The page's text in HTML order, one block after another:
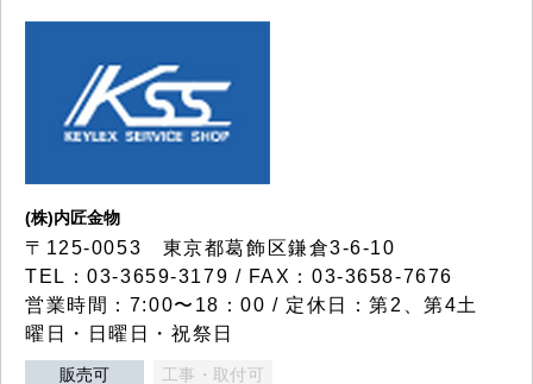
(株)内匠金物
〒125-0053 東京都葛飾区鎌倉3-6-10
TEL：03-3659-3179 / FAX：03-3658-7676
営業時間：7:00〜18：00 / 定休日：第2、第4土
曜日・日曜日・祝祭日
販売可 工事・取付可